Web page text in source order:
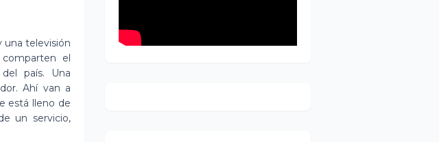
una televisión
el
país. Una
Ahí van a
está lleno de
un servicio,